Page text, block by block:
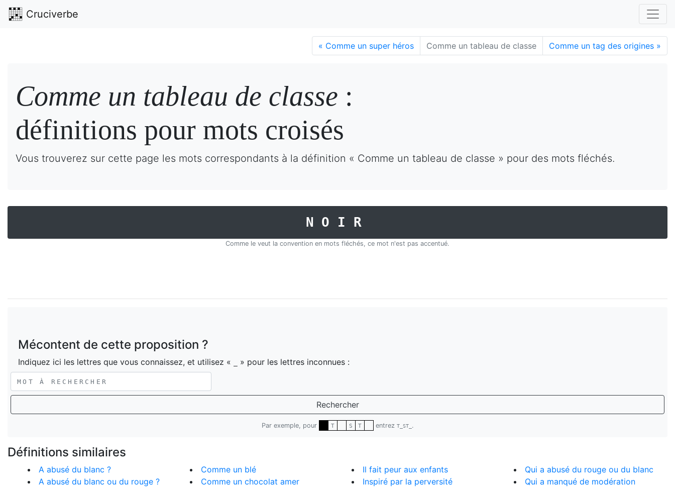
Cruciverbe
« Comme un super héros Comme un tableau de classe Comme un tag des origines »
Comme un tableau de classe :
définitions pour mots croisés
Vous trouverez sur cette page les mots correspondants à la définition « Comme un tableau de classe » pour des mots fléchés.
NOIR
Comme le veut la convention en mots fléchés, ce mot n'est pas accentué.
Mécontent de cette proposition ?
Indiquez ici les lettres que vous connaissez, et utilisez « » pour les lettres inconnues :
Rechercher
Par exemple, pour T S T entrez T_ST_ .
Définitions similaires
A abusé du blanc ?
A abusé du blanc ou du rouge ?
Comme un blé
Comme un chocolat amer
Il fait peur aux enfants
Inspiré par la perversité
Qui a abusé du rouge ou du blanc
Qui a manqué de modération